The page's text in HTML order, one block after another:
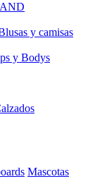
y camisas
y Bodys
Mascotas